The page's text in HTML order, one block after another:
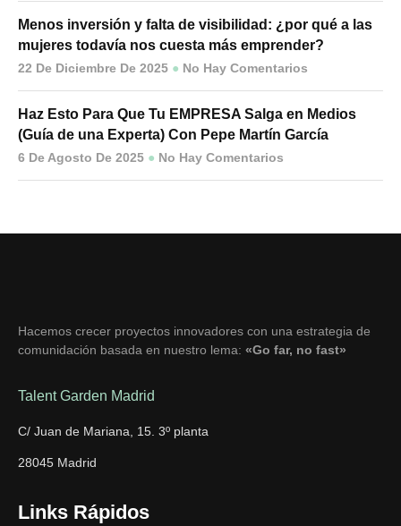
Menos inversión y falta de visibilidad: ¿por qué a las
mujeres todavía nos cuesta más emprender?
22 De Diciembre De 2025 No Hay Comentarios
Haz Esto Para Que Tu EMPRESA Salga en Medios
(Guía de una Experta) Con Pepe Martín García
6 De Agosto De 2025 No Hay Comentarios
Hacemos crecer proyectos innovadores con una estrategia de
comunidación basada en nuestro lema: «Go far, no fast»
Talent Garden Madrid
C/ Juan de Mariana, 15. 3º planta
28045 Madrid
Links Rápidos